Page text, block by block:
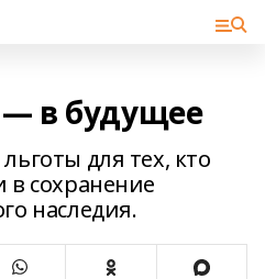
в будущее
для тех, кто
в сохранение
наследия.